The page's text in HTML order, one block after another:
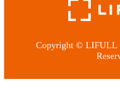
Copyright © LIFULL